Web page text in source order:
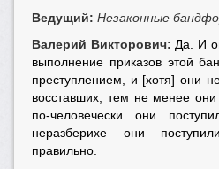
Ведущий: Незаконные
Валерий Викторович: Да. И
выполнение приказов этой
преступлением, и [хотя] они
восставших, тем не менее они
по-человечески они
неразберихе они
правильно.